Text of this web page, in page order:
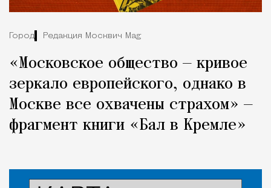
Город Редакция Москвич Mag
«Московское общество — кривое
зеркало европейского, однако в
Москве все охвачены страхом» —
фрагмент книги «Бал в Кремле»